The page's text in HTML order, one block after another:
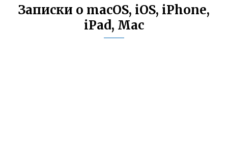
Записки о macOS, iOS, iPhone,
iPad, Mac